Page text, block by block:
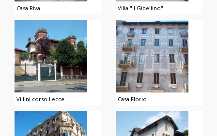
Casa Riva Villa "Il Gibellino"
Villini corso Lecce Casa Florio